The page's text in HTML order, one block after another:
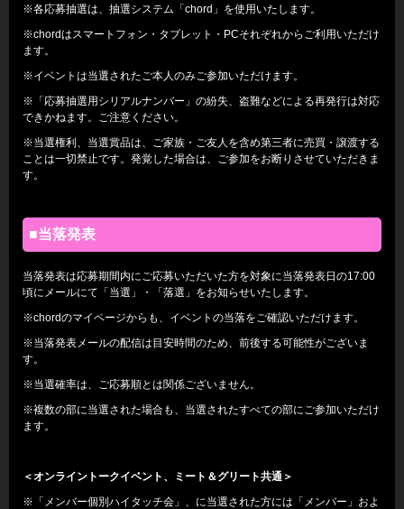
※各応募抽選は、抽選システム「chord」を使用いたします。
※chordはスマートフォン・タブレット・PCそれぞれからご利用いただけ
ます。
※イベントは当選されたご本人のみご参加いただけます。
※「応募抽選用シリアルナンバー」の紛失、盗難などによる再発行は対応
できかねます。ご注意ください。
※当選権利、当選賞品は、ご家族・ご友人を含め第三者に売買・譲渡する
ことは一切禁止です。発覚した場合は、ご参加をお断りさせていただきま
す。
■当落発表
当落発表は応募期間内にご応募いただいた方を対象に当落発表日の17:00
頃にメールにて「当選」・「落選」をお知らせいたします。
※chordのマイページからも、イベントの当落をご確認いただけます。
※当落発表メールの配信は目安時間のため、前後する可能性がございま
す。
※当選確率は、ご応募順とは関係ございません。
※複数の部に当選された場合も、当選されたすべての部にご参加いただけ
ます。
＜オンライントークイベント、ミート＆グリート共通＞
※「メンバー個別ハイタッチ会」、に当選された方には「メンバー」およ